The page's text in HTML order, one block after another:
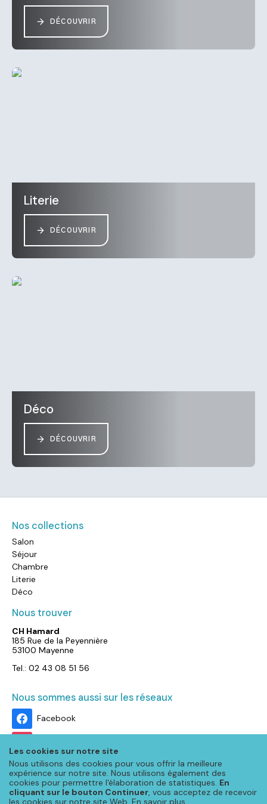
Les cookies sur notre site
Nous utilisons des cookies pour vous offrir la meilleure
expérience sur notre site. Nous utilisons également des
cookies pour permettre l'élaboration de statistiques. En
cliquant sur le bouton Continuer, vous acceptez de recevoir
les cookies sur notre site Web. En savoir plus
DÉCOUVRIR
Literie
DÉCOUVRIR
Déco
DÉCOUVRIR
Nos collections
Salon
Séjour
Chambre
Literie
Déco
Nous trouver
CH Hamard
185 Rue de la Peyennière
53100 Mayenne
Tel.: 02 43 08 51 56
Nous sommes aussi sur les réseaux
Facebook